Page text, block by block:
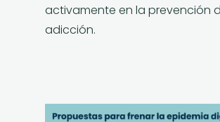
activamente en la prevención
adicción.